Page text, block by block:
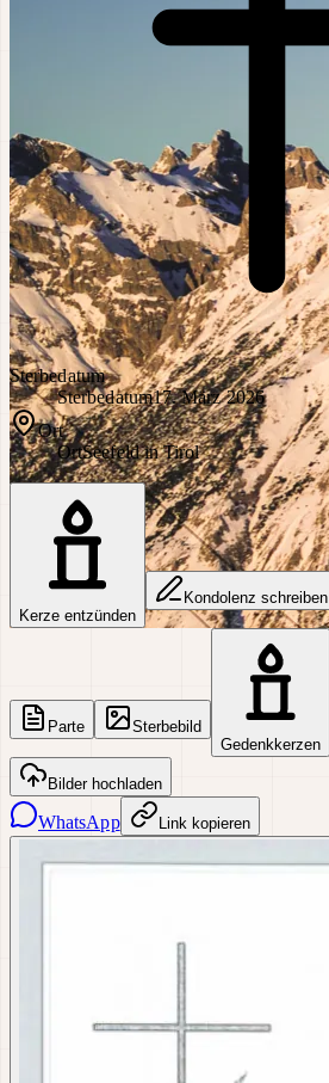
Sterbedatum
Sterbedatum17. März 2026
Ort
OrtSeefeld in Tirol
Kerze entzünden
Kondolenz schreiben
Parte
Sterbebild
Gedenkkerzen
Bilder hochladen
WhatsApp Link kopieren